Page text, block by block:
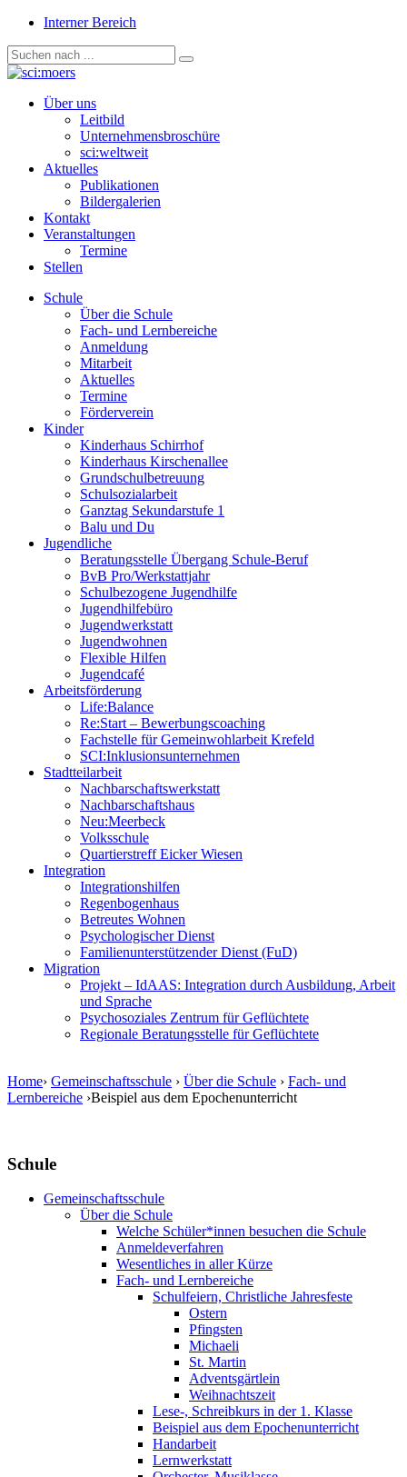
Interner Bereich
Über uns
Leitbild
Unternehmensbroschüre
sci:weltweit
Aktuelles
Publikationen
Bildergalerien
Kontakt
Veranstaltungen
Termine
Stellen
Schule
Über die Schule
Fach- und Lernbereiche
Anmeldung
Mitarbeit
Aktuelles
Termine
Förderverein
Kinder
Kinderhaus Schirrhof
Kinderhaus Kirschenallee
Grundschulbetreuung
Schulsozialarbeit
Ganztag Sekundarstufe 1
Balu und Du
Jugendliche
Beratungsstelle Übergang Schule-Beruf
BvB Pro/Werkstattjahr
Schulbezogene Jugendhilfe
Jugendhilfebüro
Jugendwerkstatt
Jugendwohnen
Flexible Hilfen
Jugendcafé
Arbeitsförderung
Life:Balance
Re:Start – Bewerbungscoaching
Fachstelle für Gemeinwohlarbeit Krefeld
SCI:Inklusionsunternehmen
Stadtteilarbeit
Nachbarschaftswerkstatt
Nachbarschaftshaus
Neu:Meerbeck
Volksschule
Quartierstreff Eicker Wiesen
Integration
Integrationshilfen
Regenbogenhaus
Betreutes Wohnen
Psychologischer Dienst
Familienunterstützender Dienst (FuD)
Migration
Projekt – IdAAS: Integration durch Ausbildung, Arbeit
und Sprache
Psychosoziales Zentrum für Geflüchtete
Regionale Beratungsstelle für Geflüchtete
Home› Gemeinschaftsschule › Über die Schule › Fach- und
Lernbereiche ›Beispiel aus dem Epochenunterricht
Schule
Gemeinschaftsschule
Über die Schule
Welche Schüler*innen besuchen die Schule
Anmeldeverfahren
Wesentliches in aller Kürze
Fach- und Lernbereiche
Schulfeiern, Christliche Jahresfeste
Ostern
Pfingsten
Michaeli
St. Martin
Adventsgärtlein
Weihnachtszeit
Lese-, Schreibkurs in der 1. Klasse
Beispiel aus dem Epochenunterricht
Handarbeit
Lernwerkstatt